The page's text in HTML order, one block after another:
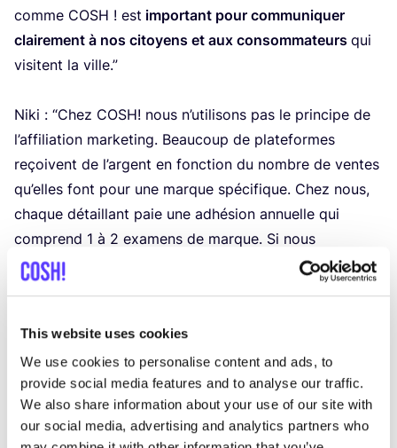
This website uses cookies
We use cookies to personalise content and ads, to
provide social media features and to analyse our traffic.
We also share information about your use of our site with
our social media, advertising and analytics partners who
comme COSH ! est impor­tant pour com­mu­ni­quer
clai­re­ment à nos citoyens et aux consom­ma­teurs qui
visitent la ville.”
Niki : “Chez COSH! nous n’utilisons pas le prin­cipe de
l’af­fi­lia­tion mar­ke­ting. Beau­coup de pla­te­formes
reçoivent de l’argent en fonc­tion du nombre de ventes
qu’elles font pour une marque spé­ci­fique. Chez nous,
chaque détaillant paie une adhé­sion annuelle qui
com­prend 1 à 2 exa­mens de marque. Si nous
ana­ly­sons une marque pour un maga­sin belge, ces
don­nées sont éga­le­ment per­ti­nentes pour un maga­sin
façon,nous inter-connec­tons les don­nées
une pla­te­forme utile pour le consom­ma­teur final. Cela
nous per­met éga­le­ment d’a­na­ly­ser les marquesde
manière appro­fon­die et objec­tive.